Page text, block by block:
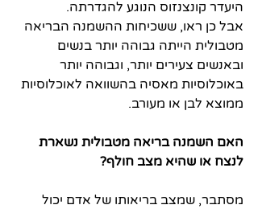
היעדר קונצנזוס הנוגע להגדרתה.
אבל כן ראו, ששכיחות ההשמנה הבריאה
מטבולית הייתה גבוהה יותר בנשים
ובאנשים צעירים יותר, וגבוהה יותר
באוכלוסיות מאסיה בהשוואה לאוכלוסיות
ממוצא לבן או מעורב.
האם השמנה בריאה מטבולית נשארת
לנצח או שהיא מצב חולף?
מסתבר, שמצב בריאותו של אדם יכול